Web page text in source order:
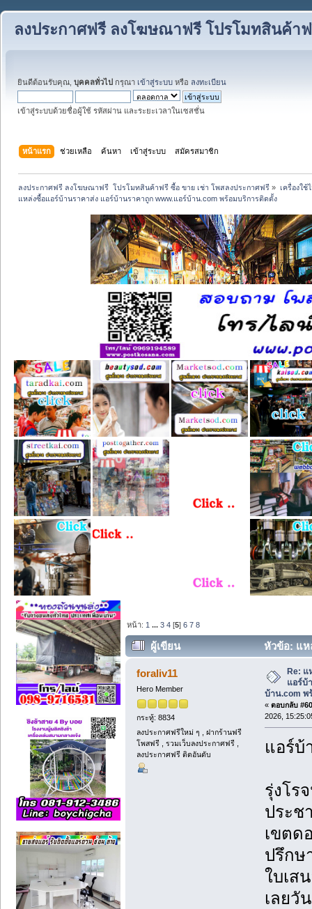
ลงประกาศฟรี ลงโฆษณาฟรี โปรโมทสินค้า
ยินดีต้อนรับคุณ, บุคคลทั่วไป กรุณา เข้าสู่ระบบ หรือ ลงทะเบียน
เข้าสู่ระบบด้วยชื่อผู้ใช้ รหัสผ่าน และระยะเวลาในเซสชั่น
หน้าแรก ช่วยเหลือ ค้นหา เข้าสู่ระบบ สมัครสมาชิก
ลงประกาศฟรี ลงโฆษณาฟรี  โปรโมทสินค้าฟรี ซื้อ ขาย เช่า โพสลงประกาศฟรี » เครื่องใ
แหล่งซื้อแอร์บ้านราคาส่ง แอร์บ้านราคาถูก www.แอร์บ้าน.com พร้อมบริการติดตั้ง
หน้า: 1 ...3 4 [5]6 7 8
ผู้เขียน
หัวข้อ: แห
บ้าน.com พร้อมบริการติดตั้ง (อ่าน 851
foraliv11
Hero Member
กระทู้: 8834
ลงประกาศฟรีใหม่ ๆ , ฝากร้านฟรี
โพสฟรี , รวมเว็บลงประกาศฟรี ,
ลงประกาศฟรี ติดอันดับ
Re: แ
แอร์บ้
บ้าน.com พ
« ตอบกลับ
2026,
แอร์บ้
รุ่งโร
ประช
เขตด
ปรึกษ
ใบเส
เลยวั